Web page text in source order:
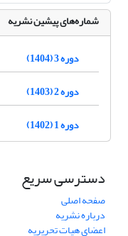
شماره‌های پیشین نشریه
دوره 3 (1404)
دوره 2 (1403)
دوره 1 (1402)
دسترسی سریع
صفحه اصلی
درباره نشریه
اعضای هیات تحریریه